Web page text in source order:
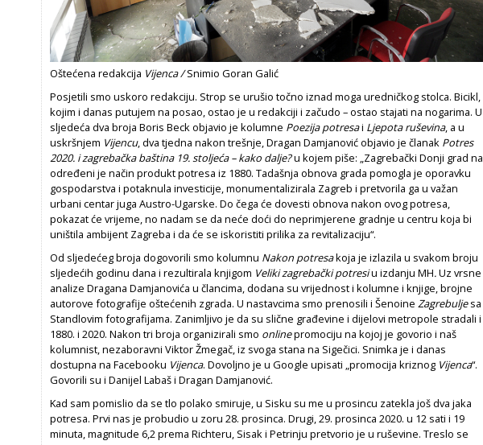
Oštećena redakcija Vijenca /Snimio Goran Galić
Posjetili smo uskoro redakciju. Strop se urušio točno iznad moga uredničkog stolca. Bicikl,
kojim i danas putujem na posao, ostao je u redakciji i začudo – ostao stajati na nogarima. U
sljedeća dva broja Boris Beck objavio je kolumne Poezija potresai Ljepota ruševina, a u
uskršnjem Vijencu, dva tjedna nakon trešnje, Dragan Damjanović objavio je članak Potres
2020. i zagrebačka baština 19. stoljeća – kako dalje?u kojem piše: „Zagrebački Donji grad na
određeni je način produkt potresa iz 1880. Tadašnja obnova grada pomogla je oporavku
gospodarstva i potaknula investicije, monumentalizirala Zagreb i pretvorila ga u važan
urbani centar juga Austro-Ugarske. Do čega će dovesti obnova nakon ovog potresa,
pokazat će vrijeme, no nadam se da neće doći do neprimjerene gradnje u centru koja bi
uništila ambijent Zagreba i da će se iskoristiti prilika za revitalizaciju“.
Od sljedećeg broja dogovorili smo kolumnu Nakon potresakoja je izlazila u svakom broju
sljedećih godinu dana i rezultirala knjigom Veliki zagrebački potresiu izdanju MH.Uz vrsne
analize Dragana Damjanovića u člancima, dodana su vrijednost i kolumne i knjige, brojne
autorove fotografije oštećenih zgrada. U nastavcima smo prenosili i Šenoine Zagrebuljesa
Standlovim fotografijama. Zanimljivo je da su slične građevine i dijelovi metropole stradali i
1880. i 2020. Nakon tri broja organizirali smo onlinepromociju na kojoj je govorio i naš
kolumnist, nezaboravni Viktor Žmegač, iz svoga stana na Sigečici. Snimka je i danas
dostupna na Facebooku Vijenca. Dovoljno je u Google upisati „promocija kriznog Vijenca“.
Govorili su i Danijel Labaš i Dragan Damjanović.
Kad sam pomislio da se tlo polako smiruje, u Sisku su me u prosincu zatekla još dva jaka
potresa. Prvi nas je probudio u zoru 28. prosinca. Drugi, 29. prosinca 2020. u 12 sati i 19
minuta, magnitude 6,2 prema Richteru, Sisak i Petrinju pretvorio je u ruševine. Treslo se